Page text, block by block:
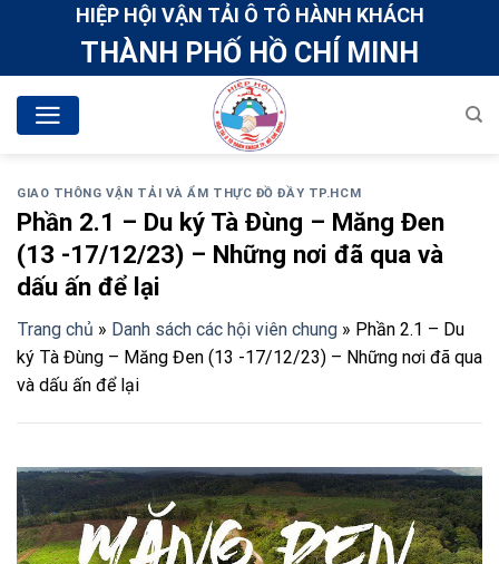
HIỆP HỘI VẬN TẢI Ô TÔ HÀNH KHÁCH
THÀNH PHỐ HỒ CHÍ MINH
GIAO THÔNG VẬN TẢI VÀ ẨM THỰC ĐỒ ĐẦY TP.HCM
Phần 2.1 – Du ký Tà Đùng – Măng Đen
(13 -17/12/23) – Những nơi đã qua và
dấu ấn để lại
Trang chủ » Danh sách các hội viên chung » Phần 2.1 – Du
ký Tà Đùng – Măng Đen (13 -17/12/23) – Những nơi đã qua
và dấu ấn để lại